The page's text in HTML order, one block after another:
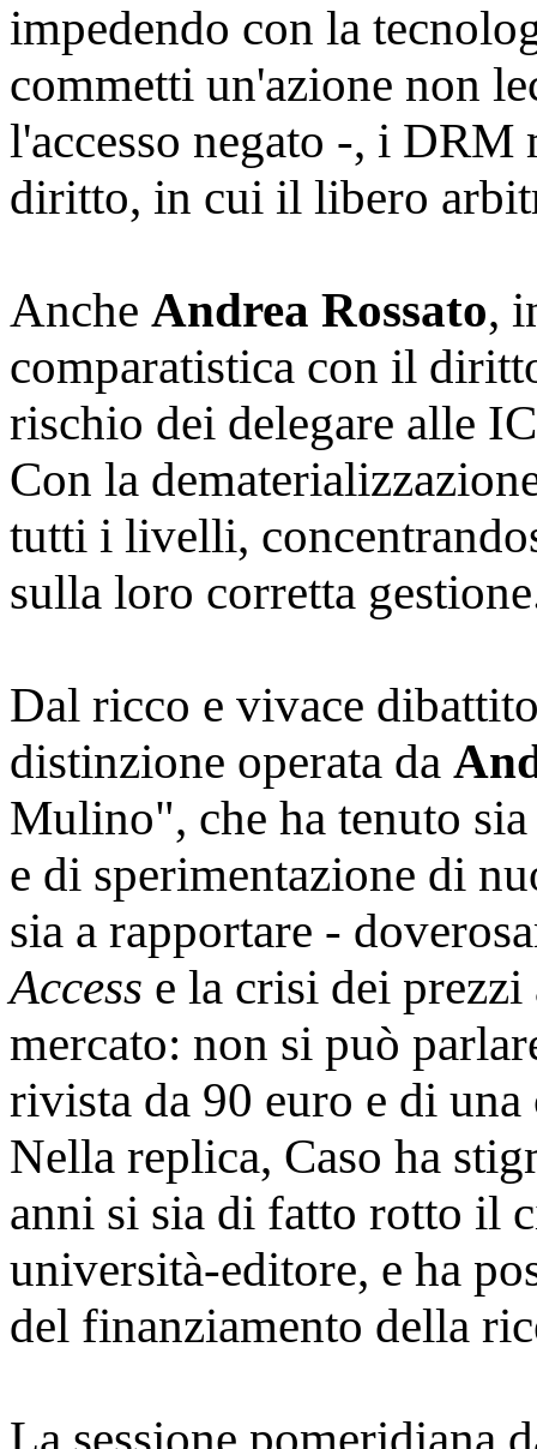
impedendo con la
commetti un'azione non
l'accesso negato -, i DRM
diritto, in cui il libero
Anche Andrea Rossato,
comparatistica con il
rischio dei delegare alle
Con la
tutti i livelli,
sulla loro corretta
Dal ricco e vivace
distinzione operata da
Mulino", che ha tenuto
e di sperimentazione di
sia a rapportare -
Access e la crisi dei
mercato: non si può
rivista da 90 euro e di una
Nella replica, Caso ha
anni si sia di fatto rotto il
università-editore, e ha
del finanziamento della